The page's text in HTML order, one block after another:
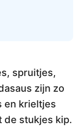
spruitjes,
zijn zo
en krieltjes
de stukjes kip.